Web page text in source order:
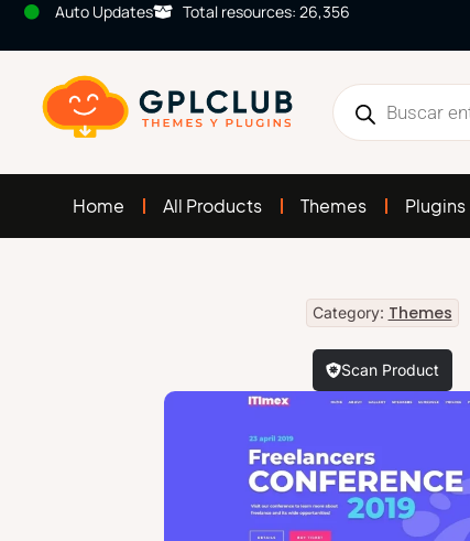
Auto Updates Total resources: 26,356
Home All Products Themes Plugins
Category: Themes
Scan Product